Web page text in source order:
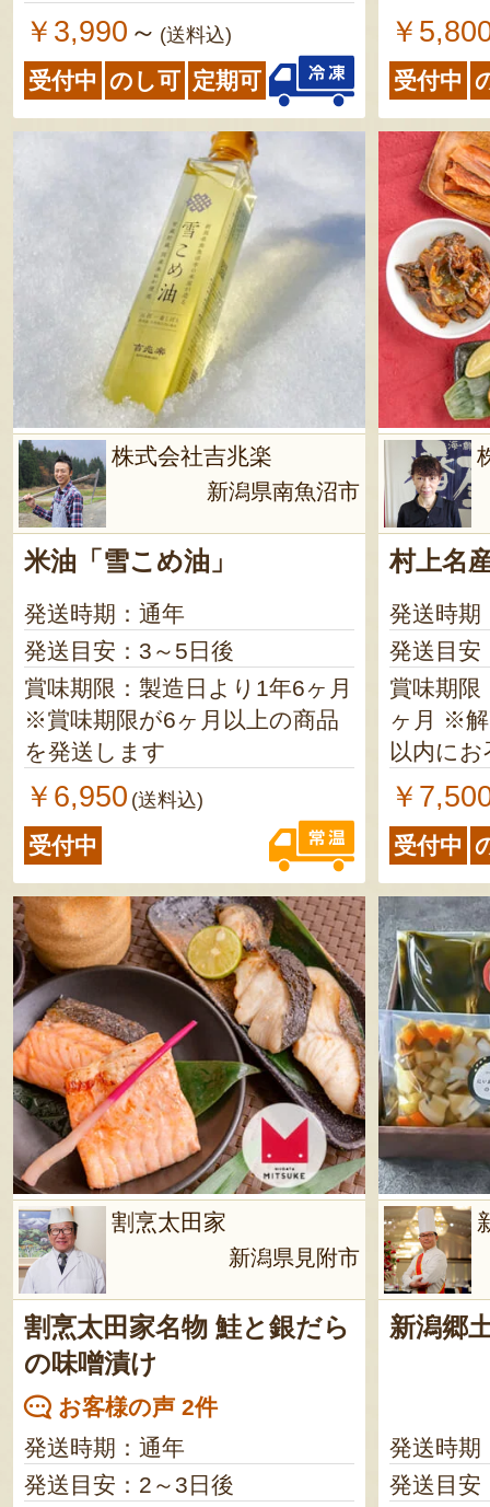
￥3,990 ～ (送料込)
受付中 のし可 定期可
￥
受付中
株式会社吉兆楽
新潟県南魚沼市
米油「雪こめ油」
発送時期：通年
発送目安：3～5日後
賞味期限：製造日より1年6ヶ月
※賞味期限が6ヶ月以上の商品
を発送します
￥6,950 (送料込)
受付中
村上名
発送時期
発送目安
賞味期限
ヶ月 ※解凍後は、冷蔵で10日
以内に
￥
受付中
割烹太田家
新潟県見附市
割烹太田家名物 鮭と銀だら
の味噌漬け
お客様の声 2件
発送時期：通年
発送目安：2～3日後
新潟郷
発送時期
発送目安